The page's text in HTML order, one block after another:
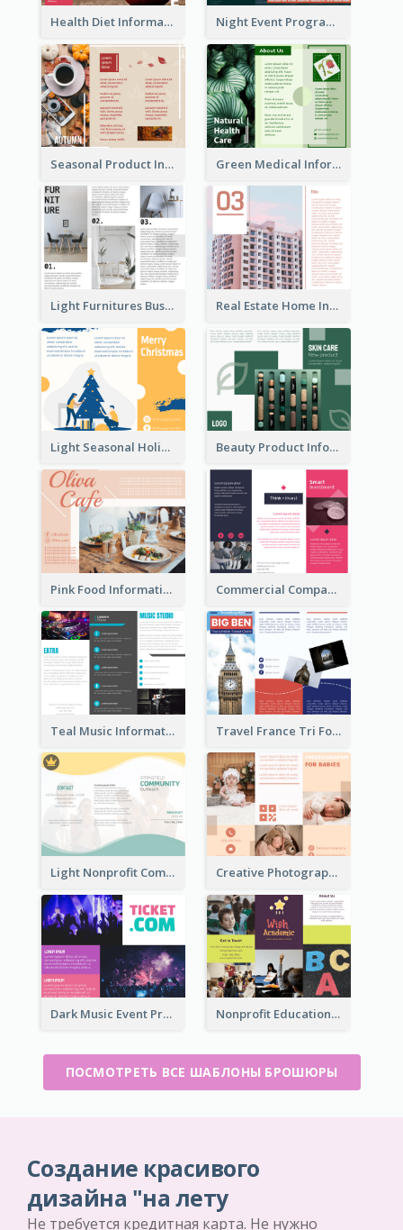
Health Diet Informational Brochure Night Event Program Brochure
Seasonal Product Informational Tri Fold Brochure Green Medical Informational Tri Fold Brochure
Light Furnitures Business Tri Fold Brochure Real Estate Home Informational Brochure
Light Seasonal Holiday Tri Fold Brochure Beauty Product Informational Tri Fold Brochure
Pink Food Informational Brochure Commercial Company Informational Tri Fold Brochure
Teal Music Informational Tri Fold Brochure Travel France Tri Fold Brochure
Light Nonprofit Community Tri Fold Brochure Creative Photography Tri Fold Brochure
Dark Music Event Program Tri Fold Brochure Nonprofit Educational Informational Tri Fold Brochure
ПОСМОТРЕТЬ ВСЕ ШАБЛОНЫ БРОШЮРЫ
Создание красивого
дизайна "на лету
Не требуется кредитная карта. Не нужно